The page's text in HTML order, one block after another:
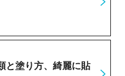
と塗り方、綺麗に貼